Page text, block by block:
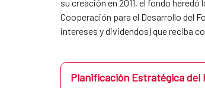
su creación en 2011, el fondo
Cooperación para el Desarrollo del
intereses y dividendos) que reciba
Planificación Estratégica del